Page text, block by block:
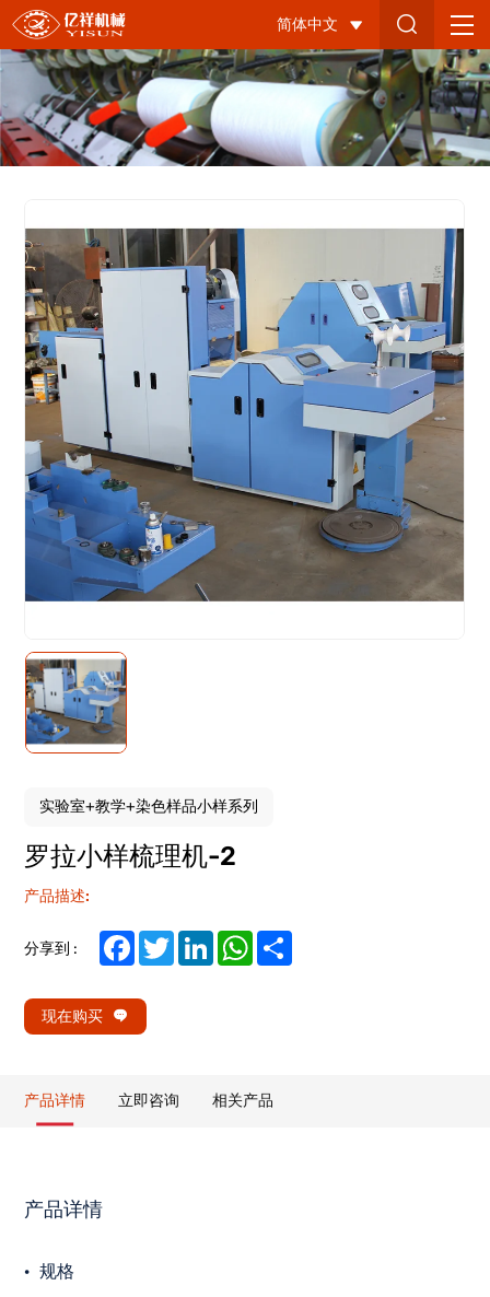
罗
拉
样
梳
机-2
简体中文
实验室+教学+染色样品小样系列
罗拉小样梳理机-2
产品描述:
分享到 : FacebookTwitterLinkedInWhatsApp
现在购买
产品详情 立即咨询 相关产品
产品详情
规格